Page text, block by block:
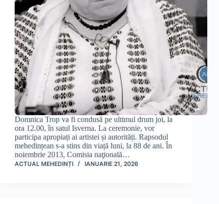
Domnica Trop va fi condusă pe ultimul drum joi, la
ora 12.00, în satul Isverna. La ceremonie, vor
participa apropiați ai artistei și autorități. Rapsodul
mehedințean s-a stins din viață luni, la 88 de ani. În
noiembrie 2013, Comisia naţională…
ACTUAL MEHEDINȚI IANUARIE 21, 2026